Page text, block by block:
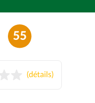
55
(détails)